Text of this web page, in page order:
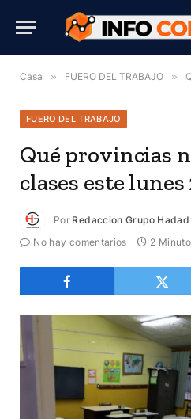
Casa » FUERO DEL TRABAJO »
FUERO DEL TRABAJO
Qué provincias
clases este lunes
Por Redaccion Grupo Hadad
No hay comentarios
2